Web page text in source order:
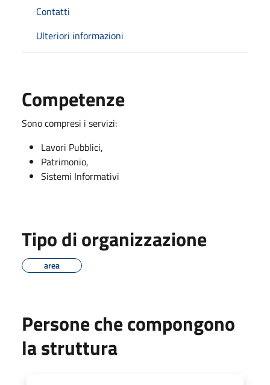
Contatti
Ulteriori informazioni
Competenze
Sono compresi i servizi:
Lavori Pubblici,
Patrimonio,
Sistemi Informativi
Tipo di organizzazione
area
Persone che compongono
la struttura